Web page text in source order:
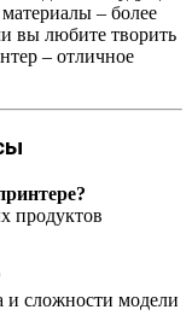
– более
вы любите творить
– отличное
продуктов
и сложности модели